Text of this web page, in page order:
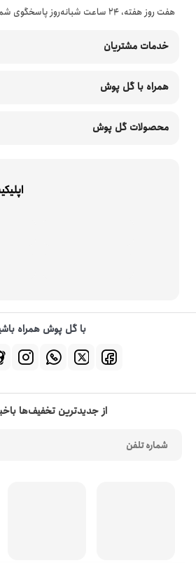
هفت روز هفته، ۲۴ ساعت شبانه‌روز پاسخگوی شما هستیم.
خدمات مشتریان
همراه با گل پوش
محصولات گل پوش
با گل پوش همراه
از جدیدترین تخفیف‌ها